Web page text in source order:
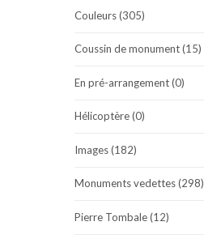
Couleurs (305)
Coussin de monument (15)
En pré-arrangement (0)
Hélicoptère (0)
Images (182)
Monuments vedettes (298)
Pierre Tombale (12)